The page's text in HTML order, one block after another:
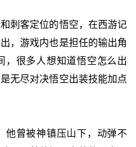
刺客定位的悟空，在西游记
，游戏内也是担任的输出角
，很多人想知道悟空怎么出
无尽对决悟空出装技能加点
他曾被神镇压山下，动弹不